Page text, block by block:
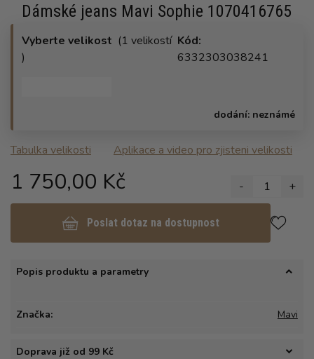
Dámské jeans Mavi Sophie 1070416765
Vyberte velikost (1 velikostí
)
Kód:
6332303038241
dodání: neznámé
Tabulka velikosti Aplikace a video pro zjisteni velikosti
1 750,00 Kč - 1 +
Poslat dotaz na dostupnost
Popis produktu a parametry
Značka: Mavi
Doprava již od 99 Kč